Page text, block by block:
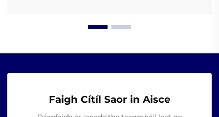
Faigh Cítíl Saor in Aisce